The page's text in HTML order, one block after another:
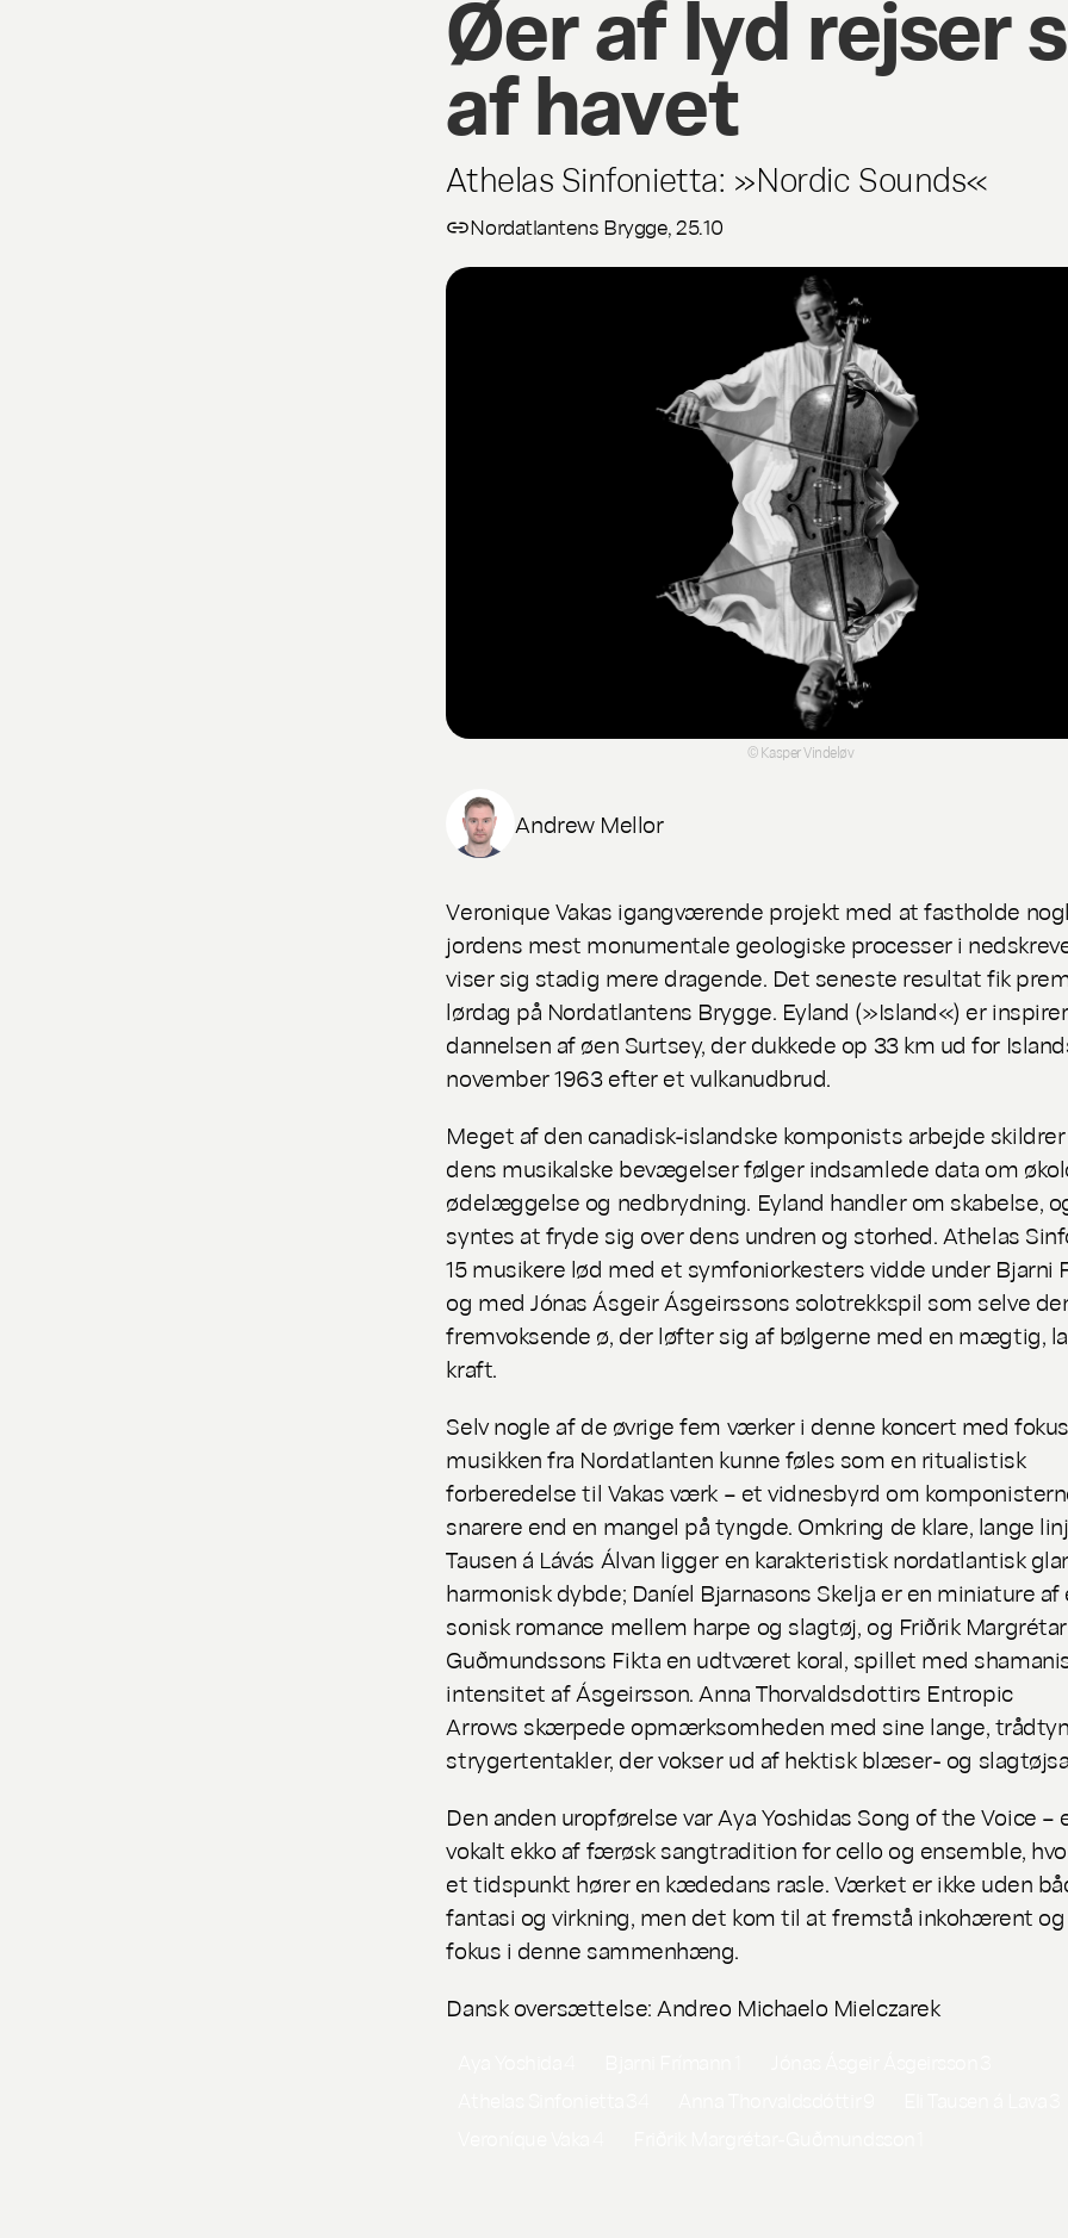
Øer af lyd rejser
af havet
Athelas Sinfonietta: »Nordic Sounds«
Nordatlantens Brygge, 25.10
© Kasper Vindeløv
Andrew Mellor
Veronique Vakas igangværende projekt med at fastholde
jordens mest monumentale geologiske processer i
viser sig stadig mere dragende. Det seneste resultat fik
lørdag på Nordatlantens Brygge. Eyland (»Island«) er
dannelsen af øen Surtsey, der dukkede op 33 km ud for
november 1963 efter et vulkanudbrud.
Meget af den canadisk-islandske komponists arbejde
dens musikalske bevægelser følger indsamlede data om
ødelæggelse og nedbrydning. Eyland handler om skabelse,
syntes at fryde sig over dens undren og storhed. Athelas
15 musikere lød med et symfoniorkesters vidde under Bjarni
og med Jónas Ásgeir Ásgeirssons solotrekkspil som selve
fremvoksende ø, der løfter sig af bølgerne med en mægtig,
kraft.
Selv nogle af de øvrige fem værker i denne koncert med
musikken fra Nordatlanten kunne føles som en ritualistisk
forberedelse til Vakas værk – et vidnesbyrd om
snarere end en mangel på tyngde. Omkring de klare, lange
Tausen á Lávás Álvan ligger en karakteristisk nordatlantisk
harmonisk dybde; Daníel Bjarnasons Skelja er en miniature af
sonisk romance mellem harpe og slagtøj, og Friðrik
Guðmundssons Fikta en udtværet koral, spillet med
intensitet af Ásgeirsson. Anna Thorvaldsdottirs Entropic
Arrows skærpede opmærksomheden med sine lange,
strygertentakler, der vokser ud af hektisk blæser- og
Den anden uropførelse var Aya Yoshidas Song of the Voice –
vokalt ekko af færøsk sangtradition for cello og ensemble,
et tidspunkt hører en kædedans rasle. Værket er ikke uden
fantasi og virkning, men det kom til at fremstå inkohærent
fokus i denne sammenhæng.
Dansk oversættelse: Andreo Michaelo Mielczarek